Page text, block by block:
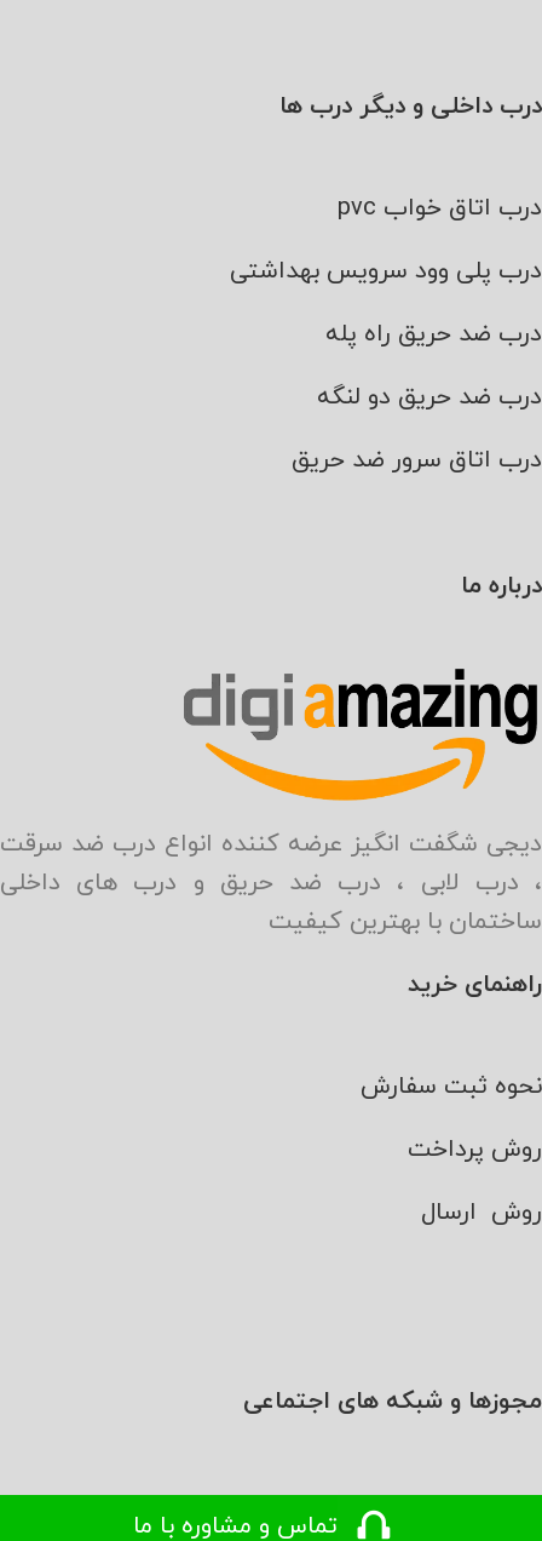
تماس و مشاوره با ما
درب داخلی و دیگر درب ها
درب اتاق خواب pvc
درب پلی وود سرویس بهداشتی
درب ضد حریق راه پله
درب ضد حریق دو لنگه
درب اتاق سرور ضد حریق
درباره ما
دیجی شگفت انگیز عرضه کننده انواع درب ضد سرقت
، درب لابی ، درب ضد حریق و درب های داخلی
ساختمان با بهترین کیفیت
راهنمای خرید
نحوه ثبت سفارش
روش پرداخت
روش ارسال
مجوزها و شبکه های اجتماعی